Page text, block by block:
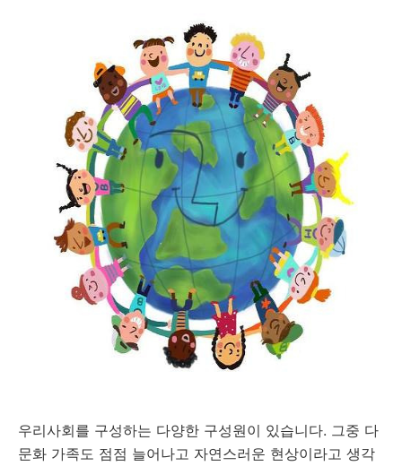
우리사회를 구성하는 다양한 구성원이 있습니다. 그중 다
문화 가족도 점점 늘어나고 자연스러운 현상이라고 생각